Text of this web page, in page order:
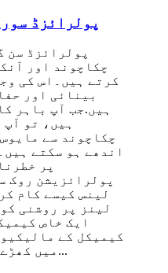
پولرائزڈ
پولرائزڈ سن
چکاچوند اور
کرتے ہیں۔اس کی
بینائی اور
ہیں.جب آپ باہر
ہیں، تو
چکاچوند سے
اندھے ہو سکتے
پر
پولرائزیشن روک
لینس کیسے کام
لینز پر روشنی
ایک خاص
کیمیکل کے
میں کھڑے ہوتے ہیں تاکہ پی...